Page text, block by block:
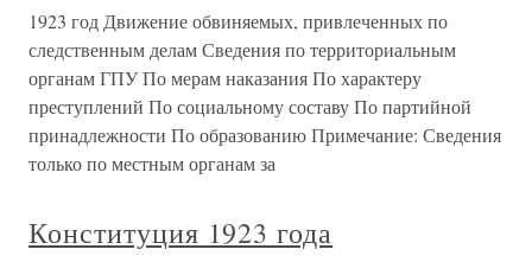
1923 год Движение обвиняемых, привлеченных по
следственным делам Сведения по территориальным
органам ГПУ По мерам наказания По характеру
преступлений По социальному составу По партийной
принадлежности По образованию Примечание: Сведения
только по местным органам за
Конституция 1923 года